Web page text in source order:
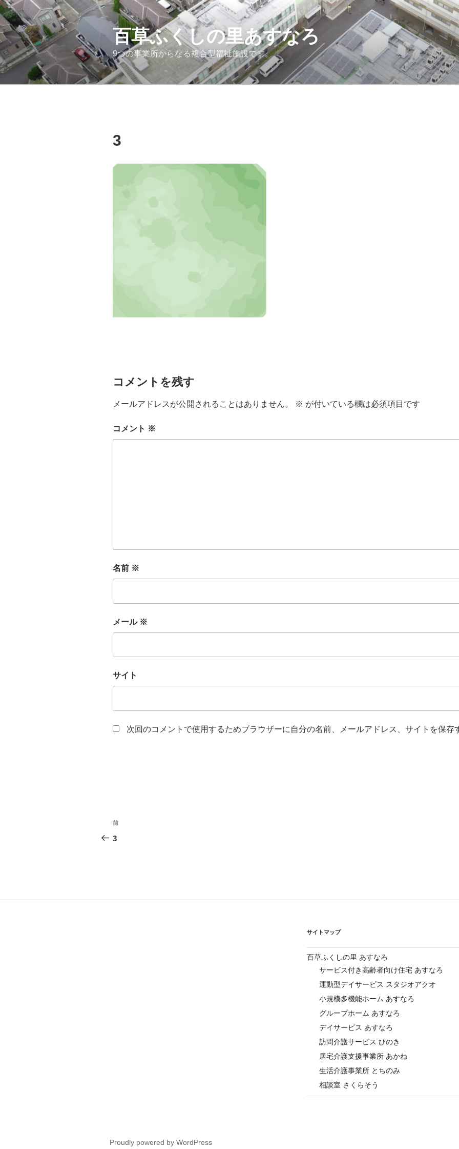
コ
ン
テ
ン
ツ
へ
百草ふくしの里あすなろ
9つの事業所からなる複合型福祉施設です。
3
コメントを残す
メールアドレスが公開されることはありません。 ※ が付いている欄は必須項目です
コメント ※
名前 ※
メール ※
サイト
次回のコメントで使用するためブラウザーに自分の名前、メールアドレス、サイトを保存
投
稿
前
の
前
3
サイトマップ
百草ふくしの里 あすなろ
サービス付き高齢者向け住宅 あすなろ
運動型デイサービス スタジオアクオ
小規模多機能ホーム あすなろ
グループホーム あすなろ
デイサービス あすなろ
訪問介護サービス ひのき
居宅介護支援事業所 あかね
生活介護事業所 とちのみ
相談室 さくらそう
Proudly powered by WordPress